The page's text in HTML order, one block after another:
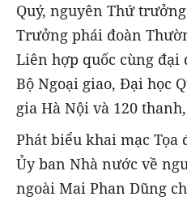
Quý, nguyên Thứ
Trưởng phái đoàn
Liên hợp quốc cùng
Bộ Ngoại giao, Đại học
gia Hà Nội và 120
Phát biểu khai mạc Tọa
Ủy ban Nhà nước về
ngoài Mai Phan Dũng